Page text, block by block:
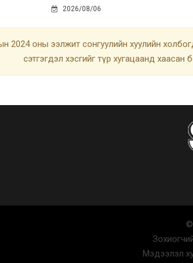
2026/08/06
оны ээлжит сонгуулийн хуулийн
сэтгэгдэл хэсгийг түр хугацаанд хаасан
©
Мэдээлэл